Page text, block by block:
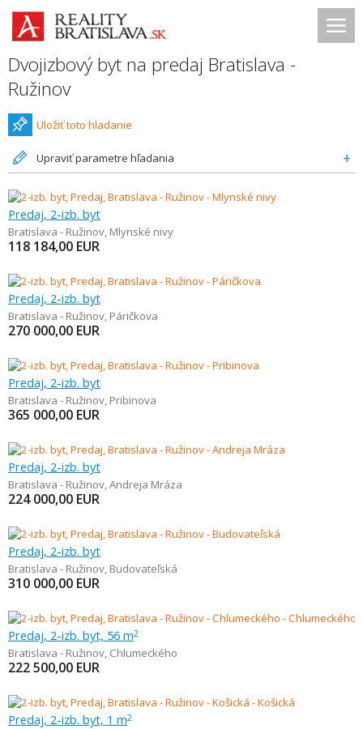
Dvojizbový byt na predaj Bratislava -
Ružinov
Uložiť toto hladanie
Upraviť parametre hľadania
Predaj, 2-izb. byt
Bratislava - Ružinov, Mlynské nivy
118 184,00 EUR
Predaj, 2-izb. byt
Bratislava - Ružinov, Páričkova
270 000,00 EUR
Predaj, 2-izb. byt
Bratislava - Ružinov, Pribinova
365 000,00 EUR
Predaj, 2-izb. byt
Bratislava - Ružinov,Andreja Mráza
224 000,00 EUR
Predaj, 2-izb. byt
Bratislava - Ružinov, Budovateľská
310 000,00 EUR
Predaj, 2-izb. byt, 56 m2
Bratislava - Ružinov, Chlumeckého
222 500,00 EUR
Predaj, 2-izb. byt, 1 m2